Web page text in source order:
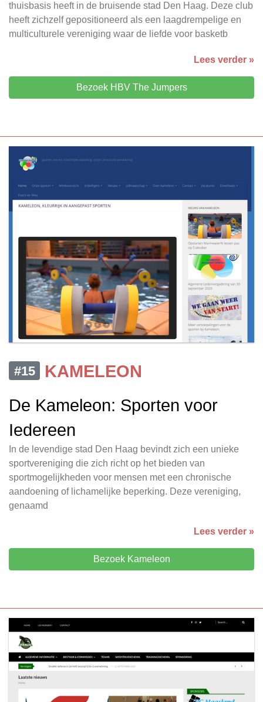
thuisbasis heeft in de bruisende stad Den Haag. Deze club
heeft zichzelf gepositioneerd als een laagdrempelige en
multiculturele vereniging waar de liefde voor basketb
Lees verder »
Bezoek HBV The Jumpers
#15
KAMELEON
De Kameleon: Sporten voor
Iedereen
In de levendige stad Den Haag bevindt zich een unieke
sportvereniging die zich richt op het bieden van
sportmogelijkheden voor mensen met een chronische
aandoening of lichamelijke beperking. Deze vereniging,
genaamd
Lees verder »
Bezoek Kameleon